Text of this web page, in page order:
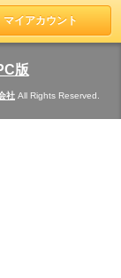
マイアカウント
版
社 All Rights Reserved.